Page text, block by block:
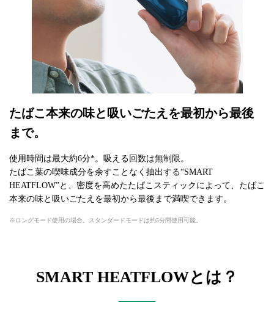
たばこ本来の味と吸いごたえを最初から最後
まで。
使用時間は最大約6分*。吸える回数は無制限。
たばこ葉の喫味成分を余すことなく抽出する“SMART
HEATFLOW”と、密度を高めたたばこスティックによって、たばこ
本来の味と吸いごたえを最初から最後まで満喫できます。
ロングモード使用の場合。スタンダードモードは約5分間使用可能。
SMART HEATFLOWとは？